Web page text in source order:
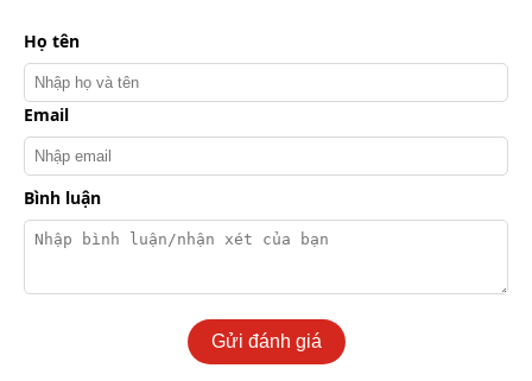
Họ tên
Email
Bình luận
Gửi đánh giá